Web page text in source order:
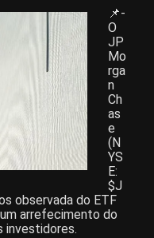
📌-
O
JP
Mo
rga
n
Ch
as
e
(N
YS
E:
$J
observada do ETF
arrefecimento do
investidores.